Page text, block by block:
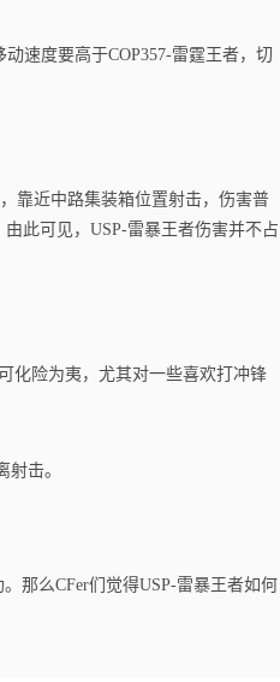
速度要高于COP357-雷霆王者，切
靠近中路集装箱位置射击，伤害普
此可见，USP-雷暴王者伤害并不占
化险为夷，尤其对一些喜欢打冲锋
击。
那么CFer们觉得USP-雷暴王者如何